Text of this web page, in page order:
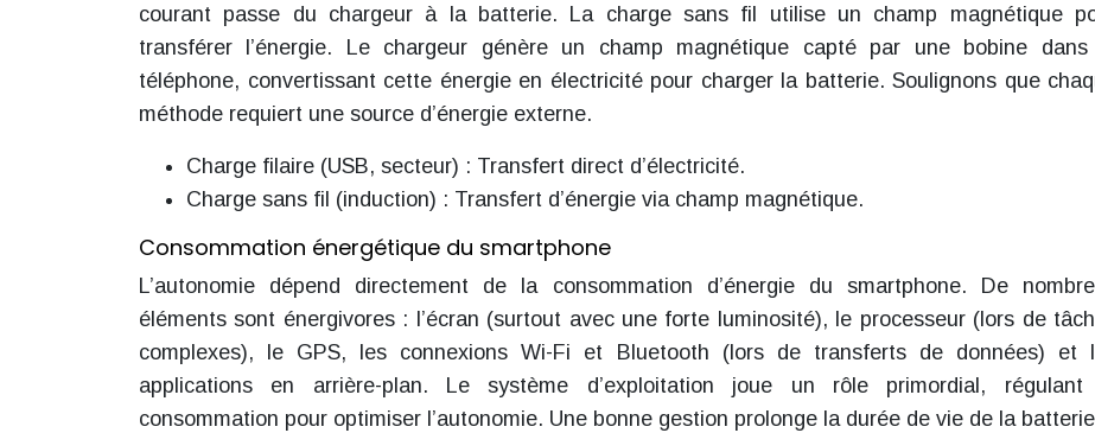
courant passe du chargeur à la batterie. La charge sans fil utilise un champ magnétique
transférer l’énergie. Le chargeur génère un champ magnétique capté par une bobine
téléphone, convertissant cette énergie en électricité pour charger la batterie. Soulignons que
méthode requiert une source d’énergie externe.
Charge filaire (USB, secteur) : Transfert direct d’électricité.
Charge sans fil (induction) : Transfert d’énergie via champ magnétique.
Consommation énergétique du smartphone
L’autonomie dépend directement de la consommation d’énergie du smartphone. De
éléments sont énergivores : l’écran (surtout avec une forte luminosité), le processeur (lors de
complexes), le GPS, les connexions Wi-Fi et Bluetooth (lors de transferts de données) et
applications en arrière-plan. Le système d’exploitation joue un rôle primordial,
consommation pour optimiser l’autonomie. Une bonne gestion prolonge la durée de vie de la